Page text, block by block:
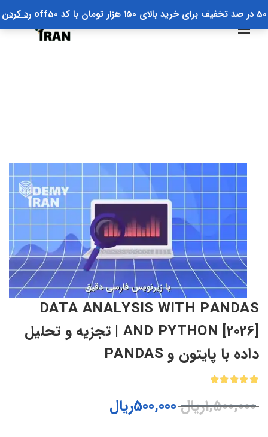
50 در صد تخفیف برای خرید بالای ۱۵۰ هزار تومان با کد off50 رد کردن
DATA ANALYSIS WITH PANDAS
AND PYTHON [2026] | تجزیه و تحلیل
داده با پایتون و PANDAS
از 5
در
1,500,000ریال 500,000ریال